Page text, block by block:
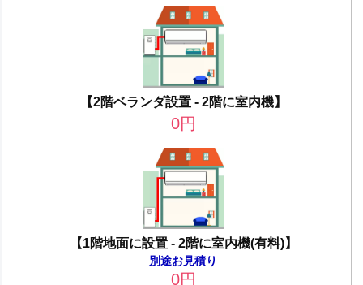
【2階ベランダ設置 - 2階に室内機】
0円
【1階地面に設置 - 2階に室内機(有料)】
別途お見積り
0円